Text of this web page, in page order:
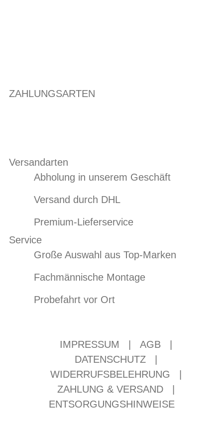
ZAHLUNGSARTEN
Versandarten
Abholung in unserem Geschäft
Versand durch DHL
Premium-Lieferservice
Service
Große Auswahl aus Top-Marken
Fachmännische Montage
Probefahrt vor Ort
IMPRESSUM AGB
DATENSCHUTZ
WIDERRUFSBELEHRUNG
ZAHLUNG & VERSAND
ENTSORGUNGSHINWEISE